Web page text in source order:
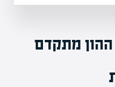
מתקדם